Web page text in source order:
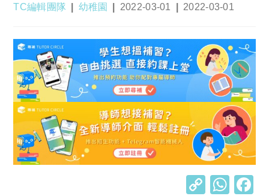
Post
TC編輯團隊
Post
幼稚園
Post
2022-03-01
Post
2022-03-01
C W